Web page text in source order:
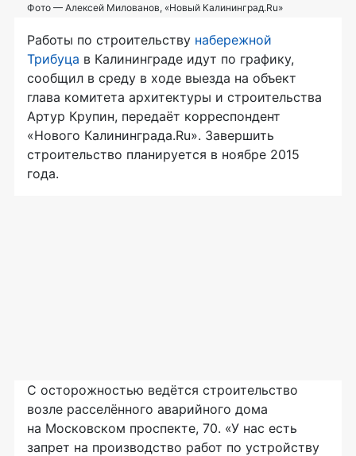
Фото — Алексей Милованов, «Новый Калининград.Ru»
Работы по строительству набережной
Трибуца в Калининграде идут по графику,
сообщил в среду в ходе выезда на объект
глава комитета архитектуры и строительства
Артур Крупин, передаёт корреспондент
«Нового Калининграда.Ru». Завершить
строительство планируется в ноябре 2015
года.
С осторожностью ведётся строительство
возле расселённого аварийного дома
на Московском проспекте, 70. «У нас есть
запрет на производство работ по устройству